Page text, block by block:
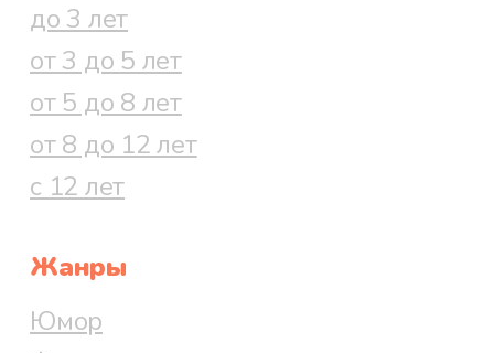
до 3 лет
от 3 до 5 лет
от 5 до 8 лет
от 8 до 12 лет
с 12 лет
Жанры
Юмор